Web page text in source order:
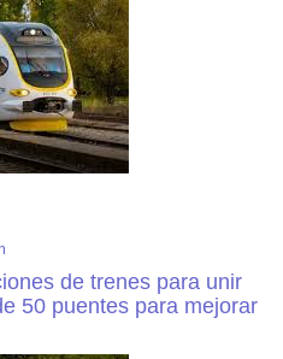
de trenes para unir
50 puentes para mejorar